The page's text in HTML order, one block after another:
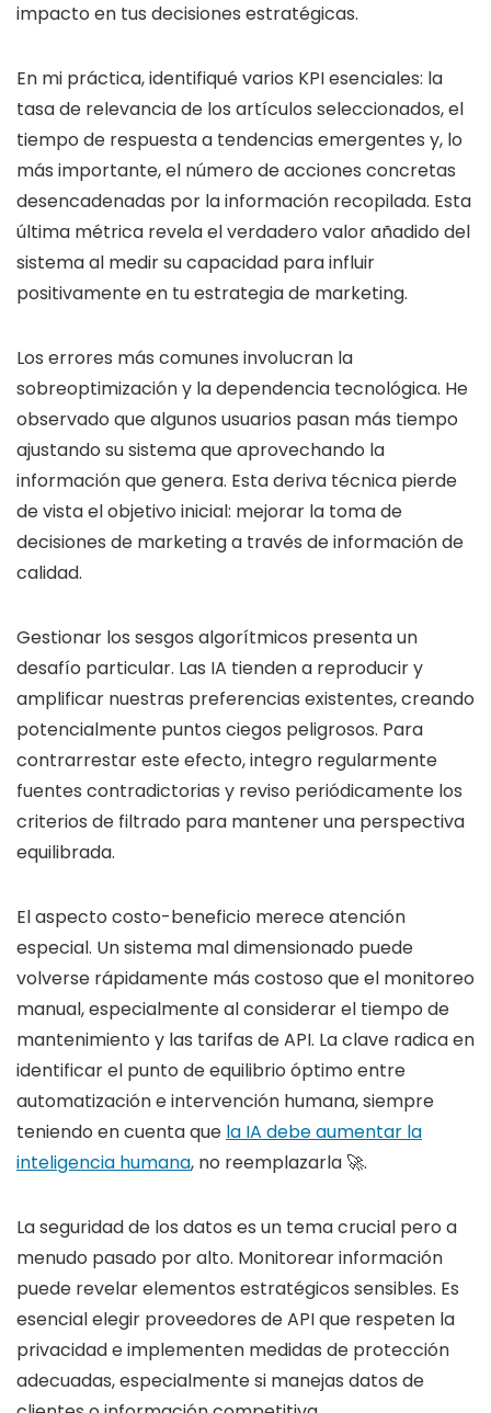
impacto en tus decisiones estratégicas.
En mi práctica, identifiqué varios KPI esenciales: la
tasa de relevancia de los artículos seleccionados, el
tiempo de respuesta a tendencias emergentes y, lo
más importante, el número de acciones concretas
desencadenadas por la información recopilada. Esta
última métrica revela el verdadero valor añadido del
sistema al medir su capacidad para influir
positivamente en tu estrategia de marketing.
Los errores más comunes involucran la
sobreoptimización y la dependencia tecnológica. He
observado que algunos usuarios pasan más tiempo
ajustando su sistema que aprovechando la
información que genera. Esta deriva técnica pierde
de vista el objetivo inicial: mejorar la toma de
decisiones de marketing a través de información de
calidad.
Gestionar los sesgos algorítmicos presenta un
desafío particular. Las IA tienden a reproducir y
amplificar nuestras preferencias existentes, creando
potencialmente puntos ciegos peligrosos. Para
contrarrestar este efecto, integro regularmente
fuentes contradictorias y reviso periódicamente los
criterios de filtrado para mantener una perspectiva
equilibrada.
El aspecto costo-beneficio merece atención
especial. Un sistema mal dimensionado puede
volverse rápidamente más costoso que el monitoreo
manual, especialmente al considerar el tiempo de
mantenimiento y las tarifas de API. La clave radica en
identificar el punto de equilibrio óptimo entre
automatización e intervención humana, siempre
teniendo en cuenta que la IA debe aumentar la
inteligencia humana, no reemplazarla 🚀.
La seguridad de los datos es un tema crucial pero a
menudo pasado por alto. Monitorear información
puede revelar elementos estratégicos sensibles. Es
esencial elegir proveedores de API que respeten la
privacidad e implementen medidas de protección
adecuadas, especialmente si manejas datos de